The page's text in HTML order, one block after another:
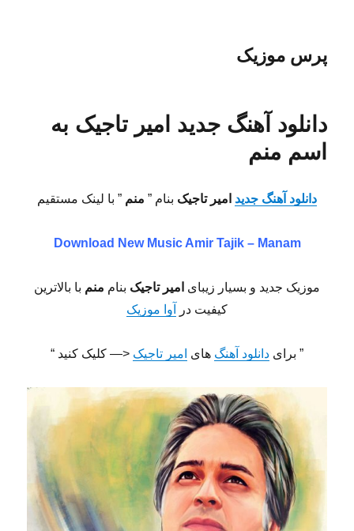
پرس موزیک
دانلود آهنگ جدید امیر تاجیک به
اسم منم
دانلود آهنگ جدید امیر تاجیک بنام ” منم ” با لینک مستقیم
Download New MusicAmir Tajik – Manam
موزیک جدید و بسیار زیبای امیر تاجیک بنام منم با بالاترین
کیفیت در
آوا موزیک
” برای دانلود آهنگ های امیر تاجیک <— کلیک کنید “